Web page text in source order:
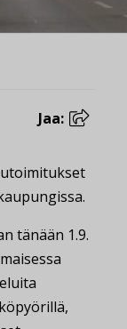
Jaa:
tänään 1.9.